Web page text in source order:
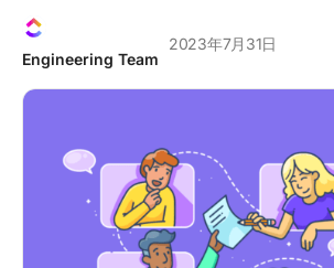
Engineering Team
2023年7月31日